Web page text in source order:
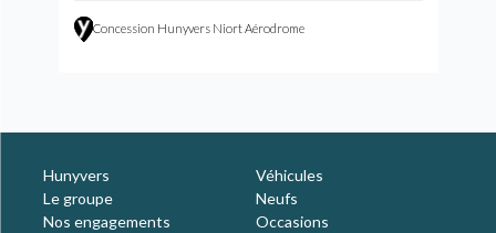
Concession Hunyvers Niort Aérodrome
Hunyvers
Le groupe
Nos engagements
Véhicules
Neufs
Occasions